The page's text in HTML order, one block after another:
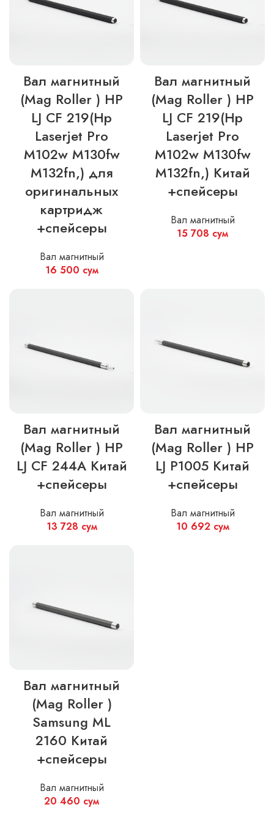
Вал магнитный
(Mag Roller ) HP
LJ CF 219(Hp
Laserjet Pro
M102w M130fw
M132fn,) для
оригинальных
картридж
+спейсеры
Вал магнитный
16 500 сум
Вал магнитный
(Mag Roller ) HP
LJ CF 219(Hp
Laserjet Pro
M102w M130fw
M132fn,) Китай
+спейсеры
Вал магнитный
15 708 сум
Вал магнитный
(Mag Roller ) HP
LJ CF 244A Китай
+спейсеры
Вал магнитный
13 728 сум
Вал магнитный
(Mag Roller ) HP
LJ P1005 Китай
+спейсеры
Вал магнитный
10 692 сум
Вал магнитный
(Mag Roller )
Samsung ML
2160 Китай
+спейсеры
Вал магнитный
20 460 сум